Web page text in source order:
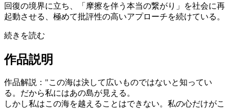
回復の境界に立ち、「摩擦を伴う本当の繋がり」を社会に再
起動させる、極めて批評性の高いアプローチを続けている。
続きを読む
作品説明
作品解説："この海は決して広いものではないと知ってい
る。だから私にはあの島が見える。
しかし私はこの海を越えることはできない。私の心だけがこ